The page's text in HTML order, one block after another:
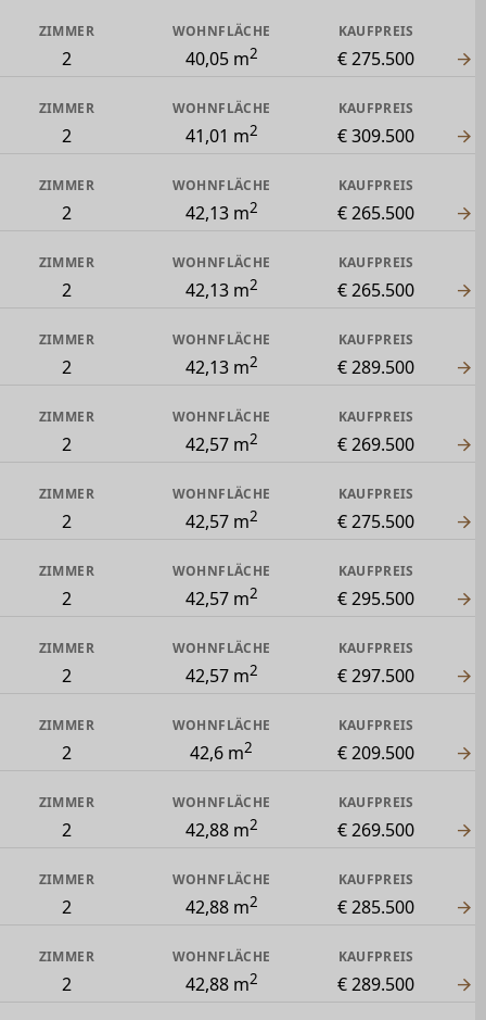
ZIMMER
2
WOHNFLÄCHE
40,05 m2
KAUFPREIS
€ 275.500
ZIMMER
2
WOHNFLÄCHE
41,01 m2
KAUFPREIS
€ 309.500
ZIMMER
2
WOHNFLÄCHE
42,13 m2
KAUFPREIS
€ 265.500
ZIMMER
2
WOHNFLÄCHE
42,13 m2
KAUFPREIS
€ 265.500
ZIMMER
2
WOHNFLÄCHE
42,13 m2
KAUFPREIS
€ 289.500
ZIMMER
2
WOHNFLÄCHE
42,57 m2
KAUFPREIS
€ 269.500
ZIMMER
2
WOHNFLÄCHE
42,57 m2
KAUFPREIS
€ 275.500
ZIMMER
2
WOHNFLÄCHE
42,57 m2
KAUFPREIS
€ 295.500
ZIMMER
2
WOHNFLÄCHE
42,57 m2
KAUFPREIS
€ 297.500
ZIMMER
2
WOHNFLÄCHE
42,6 m2
KAUFPREIS
€ 209.500
ZIMMER
2
WOHNFLÄCHE
42,88 m2
KAUFPREIS
€ 269.500
ZIMMER
2
WOHNFLÄCHE
42,88 m2
KAUFPREIS
€ 285.500
ZIMMER
2
WOHNFLÄCHE
42,88 m2
KAUFPREIS
€ 289.500